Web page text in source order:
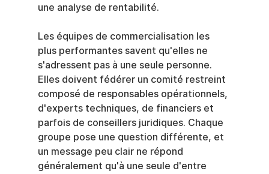
une analyse de rentabilité.
Les équipes de commercialisation les
plus performantes savent qu'elles ne
s'adressent pas à une seule personne.
Elles doivent fédérer un comité restreint
composé de responsables opérationnels,
d'experts techniques, de financiers et
parfois de conseillers juridiques. Chaque
groupe pose une question différente, et
un message peu clair ne répond
généralement qu'à une seule d'entre